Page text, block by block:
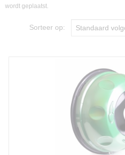
wordt geplaatst.
Sorteer op: